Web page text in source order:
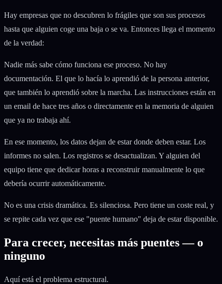
Hay empresas que no descubren lo frágiles que son sus procesos
hasta que alguien coge una baja o se va. Entonces llega el momento
de la verdad:
Nadie más sabe cómo funciona ese proceso. No hay
documentación. El que lo hacía lo aprendió de la persona anterior,
que también lo aprendió sobre la marcha. Las instrucciones están en
un email de hace tres años o directamente en la memoria de alguien
que ya no trabaja ahí.
En ese momento, los datos dejan de estar donde deben estar. Los
informes no salen. Los registros se desactualizan. Y alguien del
equipo tiene que dedicar horas a reconstruir manualmente lo que
debería ocurrir automáticamente.
No es una crisis dramática. Es silenciosa. Pero tiene un coste real, y
se repite cada vez que ese "puente humano" deja de estar disponible.
Para crecer, necesitas más puentes — o
ninguno
Aquí está el problema estructural.